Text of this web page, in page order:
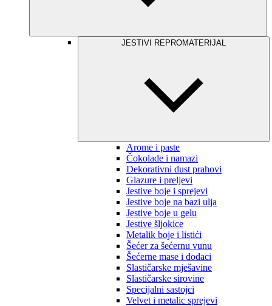
JESTIVI REPROMATERIJAL
Arome i paste
Čokolade i namazi
Dekorativni dust prahovi
Glazure i preljevi
Jestive boje i sprejevi
Jestive boje na bazi ulja
Jestive boje u gelu
Jestive šljokice
Metalik boje i listići
Šećer za šećernu vunu
Šećerne mase i dodaci
Slastičarske mješavine
Slastičarske sirovine
Specijalni sastojci
Velvet i metalic sprejevi